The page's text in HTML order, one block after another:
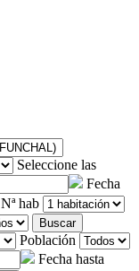
Seleccione las
Fecha
Nª hab
Buscar
Población
Fecha hasta